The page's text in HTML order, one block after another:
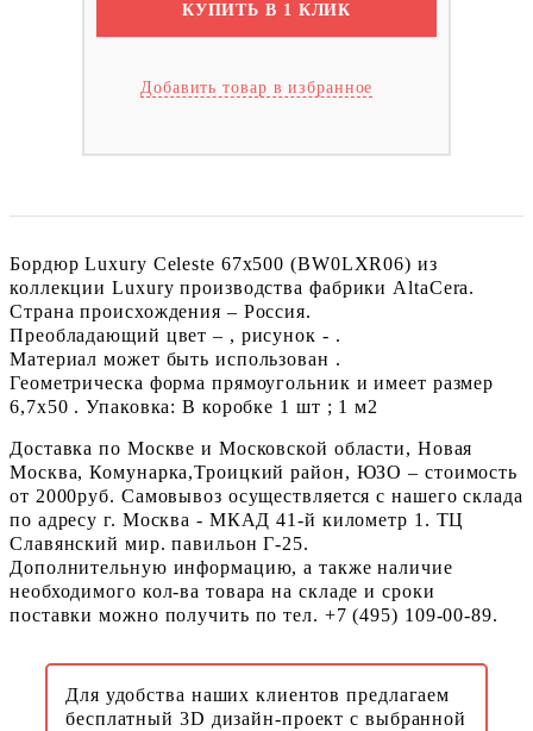
КУПИТЬ В 1 КЛИК
Добавить товар в избранное
Бордюр Luxury Celeste 67x500 (BW0LXR06) из
коллекции Luxury производства фабрики AltaCera.
Страна происхождения – Россия.
Преобладающий цвет – , рисунок - .
Материал может быть использован .
Геометрическа форма прямоугольник и имеет размер
6,7x50 . Упаковка: В коробке 1 шт ; 1 м2
Доставка по Москве и Московской области, Новая
Москва, Комунарка,Троицкий район, ЮЗО – стоимость
от 2000руб. Самовывоз осуществляется с нашего склада
по адресу г. Москва - МКАД 41-й километр 1. ТЦ
Славянский мир. павильон Г-25.
Дополнительную информацию, а также наличие
необходимого кол-ва товара на складе и сроки
поставки можно получить по тел. +7 (495) 109-00-89.
Для удобства наших клиентов предлагаем
бесплатный 3D дизайн-проект с выбранной